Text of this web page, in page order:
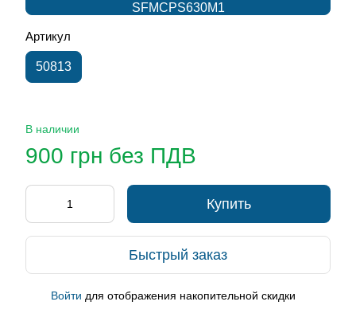
SFMCPS630M1
Артикул
50813
В наличии
900 грн без ПДВ
Купить
Быстрый заказ
Войти для отображения накопительной скидки